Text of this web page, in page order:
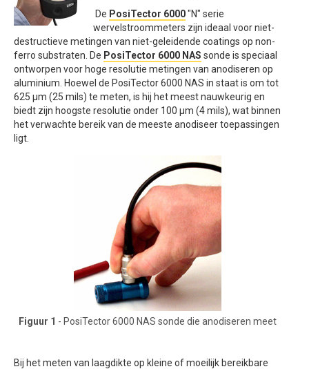
De PosiTector 6000"N" serie
wervelstroommeters zijn ideaal voor niet-
destructieve metingen van niet-geleidende coatings op non-
ferro substraten. De PosiTector 6000 NAS sonde is speciaal
ontworpen voor hoge resolutie metingen van anodiseren op
aluminium. Hoewel de PosiTector 6000 NAS in staat is om tot
625 μm (25 mils) te meten, is hij het meest nauwkeurig en
biedt zijn hoogste resolutie onder 100 μm (4 mils), wat binnen
het verwachte bereik van de meeste anodiseer toepassingen
ligt.
Figuur 1 - PosiTector 6000 NAS sonde die anodiseren meet
Bij het meten van laagdikte op kleine of moeilijk bereikbare